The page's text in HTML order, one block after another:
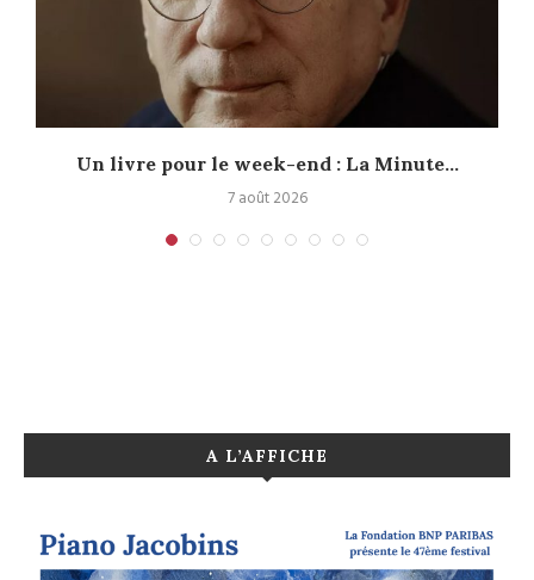
Un livre pour le week-end : La Minute...
7 août 2026
A L’AFFICHE